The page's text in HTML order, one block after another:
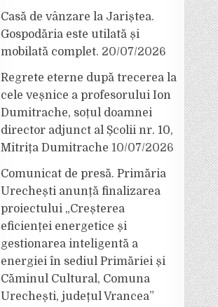
Casă de vânzare la Jariștea.
Gospodăria este utilată și
mobilată complet. 20/07/2026
Regrete eterne după trecerea la
cele veșnice a profesorului Ion
Dumitrache, soțul doamnei
director adjunct al Școlii nr. 10,
Mitrița Dumitrache 10/07/2026
Comunicat de presă. Primăria
Urechești anunță finalizarea
proiectului „Creșterea
eficienței energetice și
gestionarea inteligentă a
energiei în sediul Primăriei și
Căminul Cultural, Comuna
Urechești, județul Vrancea”